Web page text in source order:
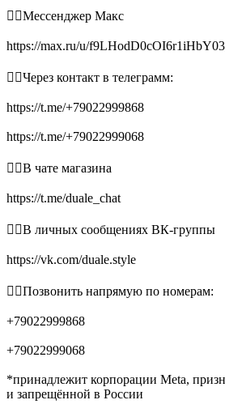
👉🏻Мессенджер Макс
https://max.ru/u/
👉🏻Через контакт в телеграмм:
https://t.me/+79022999868
https://t.me/+79022999068
👉🏻В чате магазина
https://t.me/duale_chat
👉🏻В личных сообщениях ВК-группы
https://vk.com/duale.style
👉🏻Позвонить напрямую по номерам:
+79022999868
+79022999068
*принадлежит корпорации Meta,
и запрещённой в России